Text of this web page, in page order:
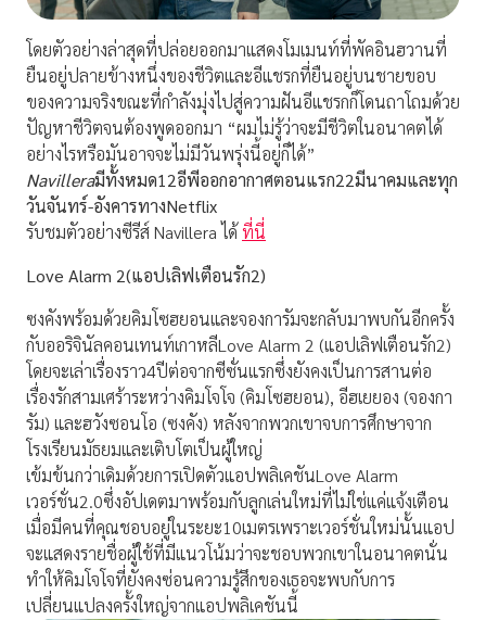
โดยตัวอย่างล่าสุดที่ปล่อยออกมาแสดงโมเมนท์ที่พัคอินฮวานที่
ยืนอยู่ปลายข้างหนึ่งของชีวิตและอีแชรกที่ยืนอยู่บนชายขอบ
ของความจริงขณะที่กำลังมุ่งไปสู่ความฝันอีแชรกก็โดนถาโถมด้วย
ปัญหาชีวิตจนต้องพูดออกมา “ผมไม่รู้ว่าจะมีชีวิตในอนาคตได้
อย่างไรหรือมันอาจจะไม่มีวันพรุ่งนี้อยู่ก็ได้”
Navilleraมีทั้งหมด12อีพีออกอากาศตอนแรก22มีนาคมและทุก
วันจันทร์-อังคารทางNetflix
รับชมตัวอย่างซีรีส์ Navillera ได้ที่นี่
Love Alarm 2(แอปเลิฟเตือนรัก2)
ซงคังพร้อมด้วยคิมโซฮยอนและจองการัมจะกลับมาพบกันอีกครั้ง
กับออริจินัลคอนเทนท์เกาหลีLove Alarm 2 (แอปเลิฟเตือนรัก2)
โดยจะเล่าเรื่องราว4ปีต่อจากซีซั่นแรกซึ่งยังคงเป็นการสานต่อ
เรื่องรักสามเศร้าระหว่างคิมโจโจ (คิมโซฮยอน), อีฮเยยอง (จองกา
รัม) และฮวังซอนโอ (ซงคัง) หลังจากพวกเขาจบการศึกษาจาก
โรงเรียนมัธยมและเติบโตเป็นผู้ใหญ่
เข้มข้นกว่าเดิมด้วยการเปิดตัวแอปพลิเคชันLove Alarm
เวอร์ชั่น2.0ซึ่งอัปเดตมาพร้อมกับลูกเล่นใหม่ที่ไม่ใช่แค่แจ้งเตือน
เมื่อมีคนที่คุณชอบอยู่ในระยะ10เมตรเพราะเวอร์ชั่นใหม่นั้นแอป
จะแสดงรายชื่อผู้ใช้ที่มีแนวโน้มว่าจะชอบพวกเขาในอนาคตนั่น
ทำให้คิมโจโจที่ยังคงซ่อนความรู้สึกของเธอจะพบกับการ
เปลี่ยนแปลงครั้งใหญ่จากแอปพลิเคชันนี้